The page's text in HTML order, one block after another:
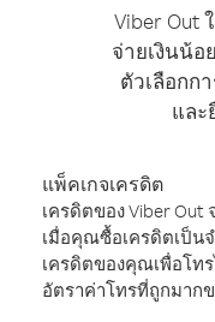
Viber Out
จ่ายเงินน้อ
ตัวเลือกก
และ
แพ็คเกจเครดิต
เครดิตของ Viber
เมื่อคุณซื้อเครดิตเป็น
เครดิตของคุณเพื่อโท
อัตราค่าโทรที่ถูกมาก